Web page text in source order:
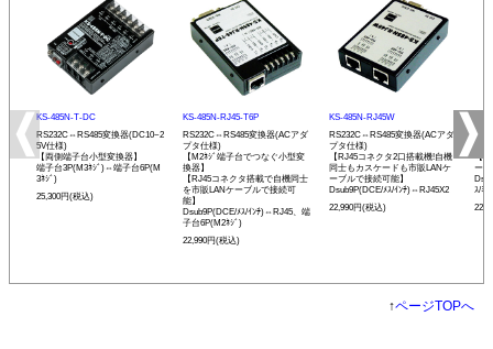
KS-485N-T-DC
RS232C⇔RS485変換器(DC10~2
5V仕様)
【両側端子台小型変換器】
端子台3P(M3ﾈｼﾞ)⇔端子台6P(M
3ﾈｼﾞ)
25,300円(税込)
KS-485N-RJ45-T6P
RS232C⇔RS485変換器(ACアダ
プタ仕様)
【M2ﾈｼﾞ端子台でつなぐ小型変
換器】
【RJ45コネクタ搭載で自機同士
を市販LANケーブルで接続可
能】
Dsub9P(DCE/ﾒｽ/ｲﾝﾁ)⇔RJ45、端
子台6P(M2ﾈｼﾞ)
22,990円(税込)
KS-485N-RJ45W
RS232C⇔RS485変換器(ACアダ
プタ仕様)
【RJ45コネクタ2口搭載機!自機
同士もカスケードも市販LANケ
ーブルで接続可能】
Dsub9P(DCE/ﾒｽ/ｲﾝﾁ)⇔RJ45X2
22,990円(税込)
【
ー
ｽ/ﾐﾘ)
↑ページTOPへ